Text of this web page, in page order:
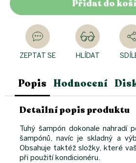
Přidat do
ZEPTAT SE HLÍDAT
Popis Hodnocení
Detailní popis produktu
Tuhý šampón dokonale nahradí
šampónů, navíc je skladný a
Obsahuje taktéž složky, které
při použití kondicionéru.